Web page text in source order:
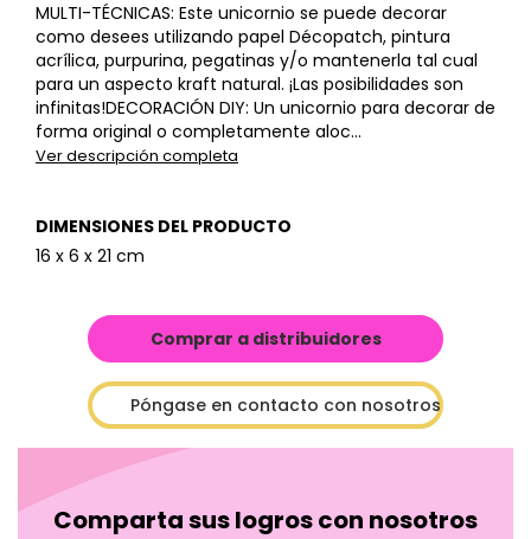
MULTI-TÉCNICAS: Este unicornio se puede decorar
como desees utilizando papel Décopatch, pintura
acrílica, purpurina, pegatinas y/o mantenerla tal cual
para un aspecto kraft natural. ¡Las posibilidades son
infinitas!DECORACIÓN DIY: Un unicornio para decorar de
forma original o completamente aloc...
Ver descripción completa
DIMENSIONES DEL PRODUCTO
16 x 6 x 21 cm
Comprar a distribuidores
Póngase en contacto con nosotros
Comparta sus logros con nosotros